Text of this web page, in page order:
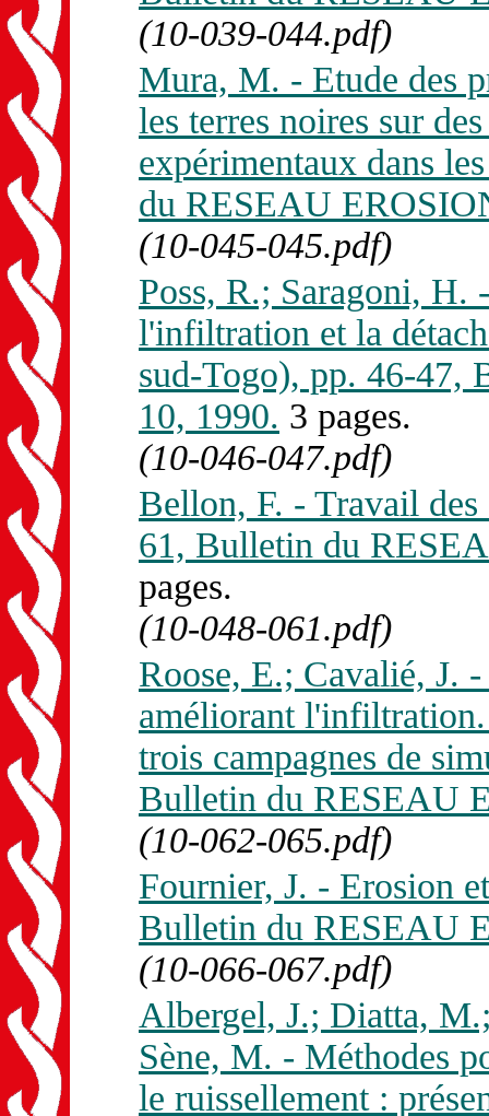
(10-039-044.pdf)
Mura, M. - Etude des
les terres noires sur
expérimentaux dans
du RESEAU
(10-045-045.pdf)
Poss, R.; Saragoni,
l'infiltration et la
sud-Togo), pp. 46-47,
10, 1990. 3 pages.
(10-046-047.pdf)
Bellon, F. - Travail
61, Bulletin du
pages.
(10-048-061.pdf)
Roose, E.; Cavalié, J.
améliorant
trois campagnes de
Bulletin du RESEAU
(10-062-065.pdf)
Fournier, J. - Erosion
Bulletin du RESEAU
(10-066-067.pdf)
Albergel, J.; Diatta,
Sène, M. - Méthodes
le ruissellement :